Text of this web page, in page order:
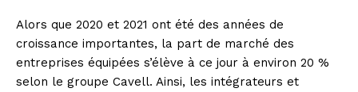
Alors que 2020 et 2021 ont été des années de
croissance importantes, la part de marché des
entreprises équipées s’élève à ce jour à environ 20 %
selon le groupe Cavell. Ainsi, les intégrateurs et